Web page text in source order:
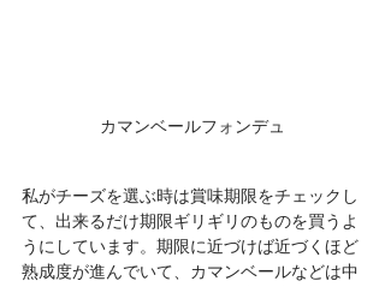
カマンベールフォンデュ
私がチーズを選ぶ時は賞味期限をチェックし
て、出来るだけ期限ギリギリのものを買うよ
うにしています。期限に近づけば近づくほど
熟成度が進んでいて、カマンベールなどは中